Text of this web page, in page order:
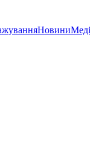
Новини